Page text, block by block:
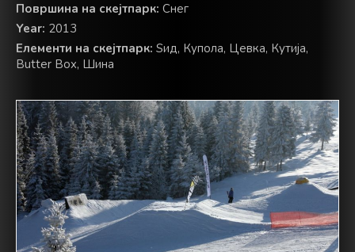
Површина на скејтпарк: Снег
Year: 2013
Елементи на скејтпарк: Ѕид, Купола, Цевка, Кутија,
Butter Box, Шина